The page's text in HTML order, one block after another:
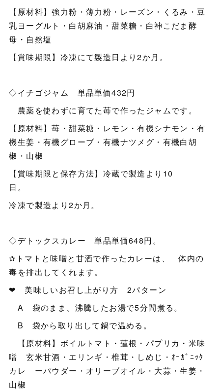
【原材料】強力粉・薄力粉・レーズン・くるみ・豆
乳ヨーグルト・白胡麻油・甜菜糖・白神こだま酵
母・自然塩
【賞味期限】冷凍にて製造日より2か月。
◇イチゴジャム 単品単価432円
農薬を使わずに育てた苺で作ったジャムです。
【原材料】苺・甜菜糖・レモン・有機シナモン・有
機生姜・有機グローブ・有機ナツメグ・有機白胡
椒・山椒
【賞味期限と保存方法】冷蔵で製造より10
日。
冷凍で製造より2か月。
◇デトックスカレー 単品単価648円。
✰トマトと味噌と甘酒で作ったカレーは、 体内の
毒を排出してくれます。
❤ 美味しいお召し上がり方 2パターン
A 袋のまま、沸騰したお湯で5分間煮る。
B 袋から取り出して鍋で温める。
【原材料】ボイルトマト・蓮根・パプリカ・米味
噌 玄米甘酒・エリンギ・椎茸・しめじ・ｵｰｶﾞﾆｯｸ
カレ ーパウダー・オリーブオイル・大蒜・生姜・
山椒